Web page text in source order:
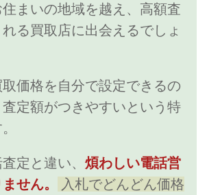
住まいの地域を越え、高額査
る買取店に出会えるでしょ
取価格を自分で設定できるの
定額がつきやすいという特
定と違い、 煩わしい電話営
せん。
入札でどんどん価格